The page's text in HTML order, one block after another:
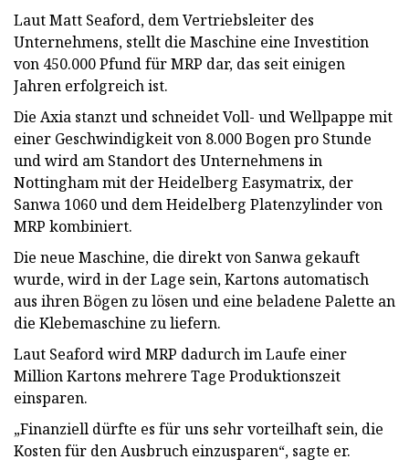
Laut Matt Seaford, dem Vertriebsleiter des
Unternehmens, stellt die Maschine eine Investition
von 450.000 Pfund für MRP dar, das seit einigen
Jahren erfolgreich ist.
Die Axia stanzt und schneidet Voll- und Wellpappe mit
einer Geschwindigkeit von 8.000 Bogen pro Stunde
und wird am Standort des Unternehmens in
Nottingham mit der Heidelberg Easymatrix, der
Sanwa 1060 und dem Heidelberg Platenzylinder von
MRP kombiniert.
Die neue Maschine, die direkt von Sanwa gekauft
wurde, wird in der Lage sein, Kartons automatisch
aus ihren Bögen zu lösen und eine beladene Palette an
die Klebemaschine zu liefern.
Laut Seaford wird MRP dadurch im Laufe einer
Million Kartons mehrere Tage Produktionszeit
einsparen.
„Finanziell dürfte es für uns sehr vorteilhaft sein, die
Kosten für den Ausbruch einzusparen“, sagte er.